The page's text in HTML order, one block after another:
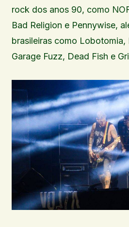
rock dos anos 90, como
Bad Religion e Pennywise,
brasileiras como Lobotomia,
Garage Fuzz, Dead Fish e